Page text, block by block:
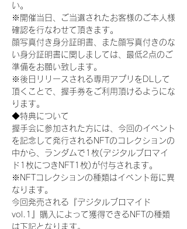
い。
※開催当日、ご当選されたお客様のご本人様
確認を行なわせて頂きます。
顔写真付き身分証明書、また顔写真付きのな
い身分証明書に関しましては、最低2点のご
準備をお願い致します。
※後日リリースされる専用アプリをDLして
頂くことで、握手券をご利用頂けるようにな
ります。
◆特典について
握手会に参加された方には、今回のイベント
を記念して発行されるNFTのコレクションの
中から、ランダムで1枚(デジタルブロマイ
ド1枚につきNFT1枚)が付与されます。
※NFTコレクションの種類はイベント毎に異
なります。
今回発売される『デジタルブロマイド
vol.1』購入によって獲得できるNFTの種類
は下記となります。